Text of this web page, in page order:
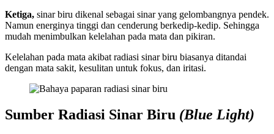
Ketiga, sinar biru dikenal sebagai sinar yang gelombangnya pendek.
Namun energinya tinggi dan cenderung berkedip-kedip. Sehingga
mudah menimbulkan kelelahan pada mata dan pikiran.
Kelelahan pada mata akibat radiasi sinar biru biasanya ditandai
dengan mata sakit, kesulitan untuk fokus, dan iritasi.
Sumber Radiasi Sinar Biru (Blue Light)